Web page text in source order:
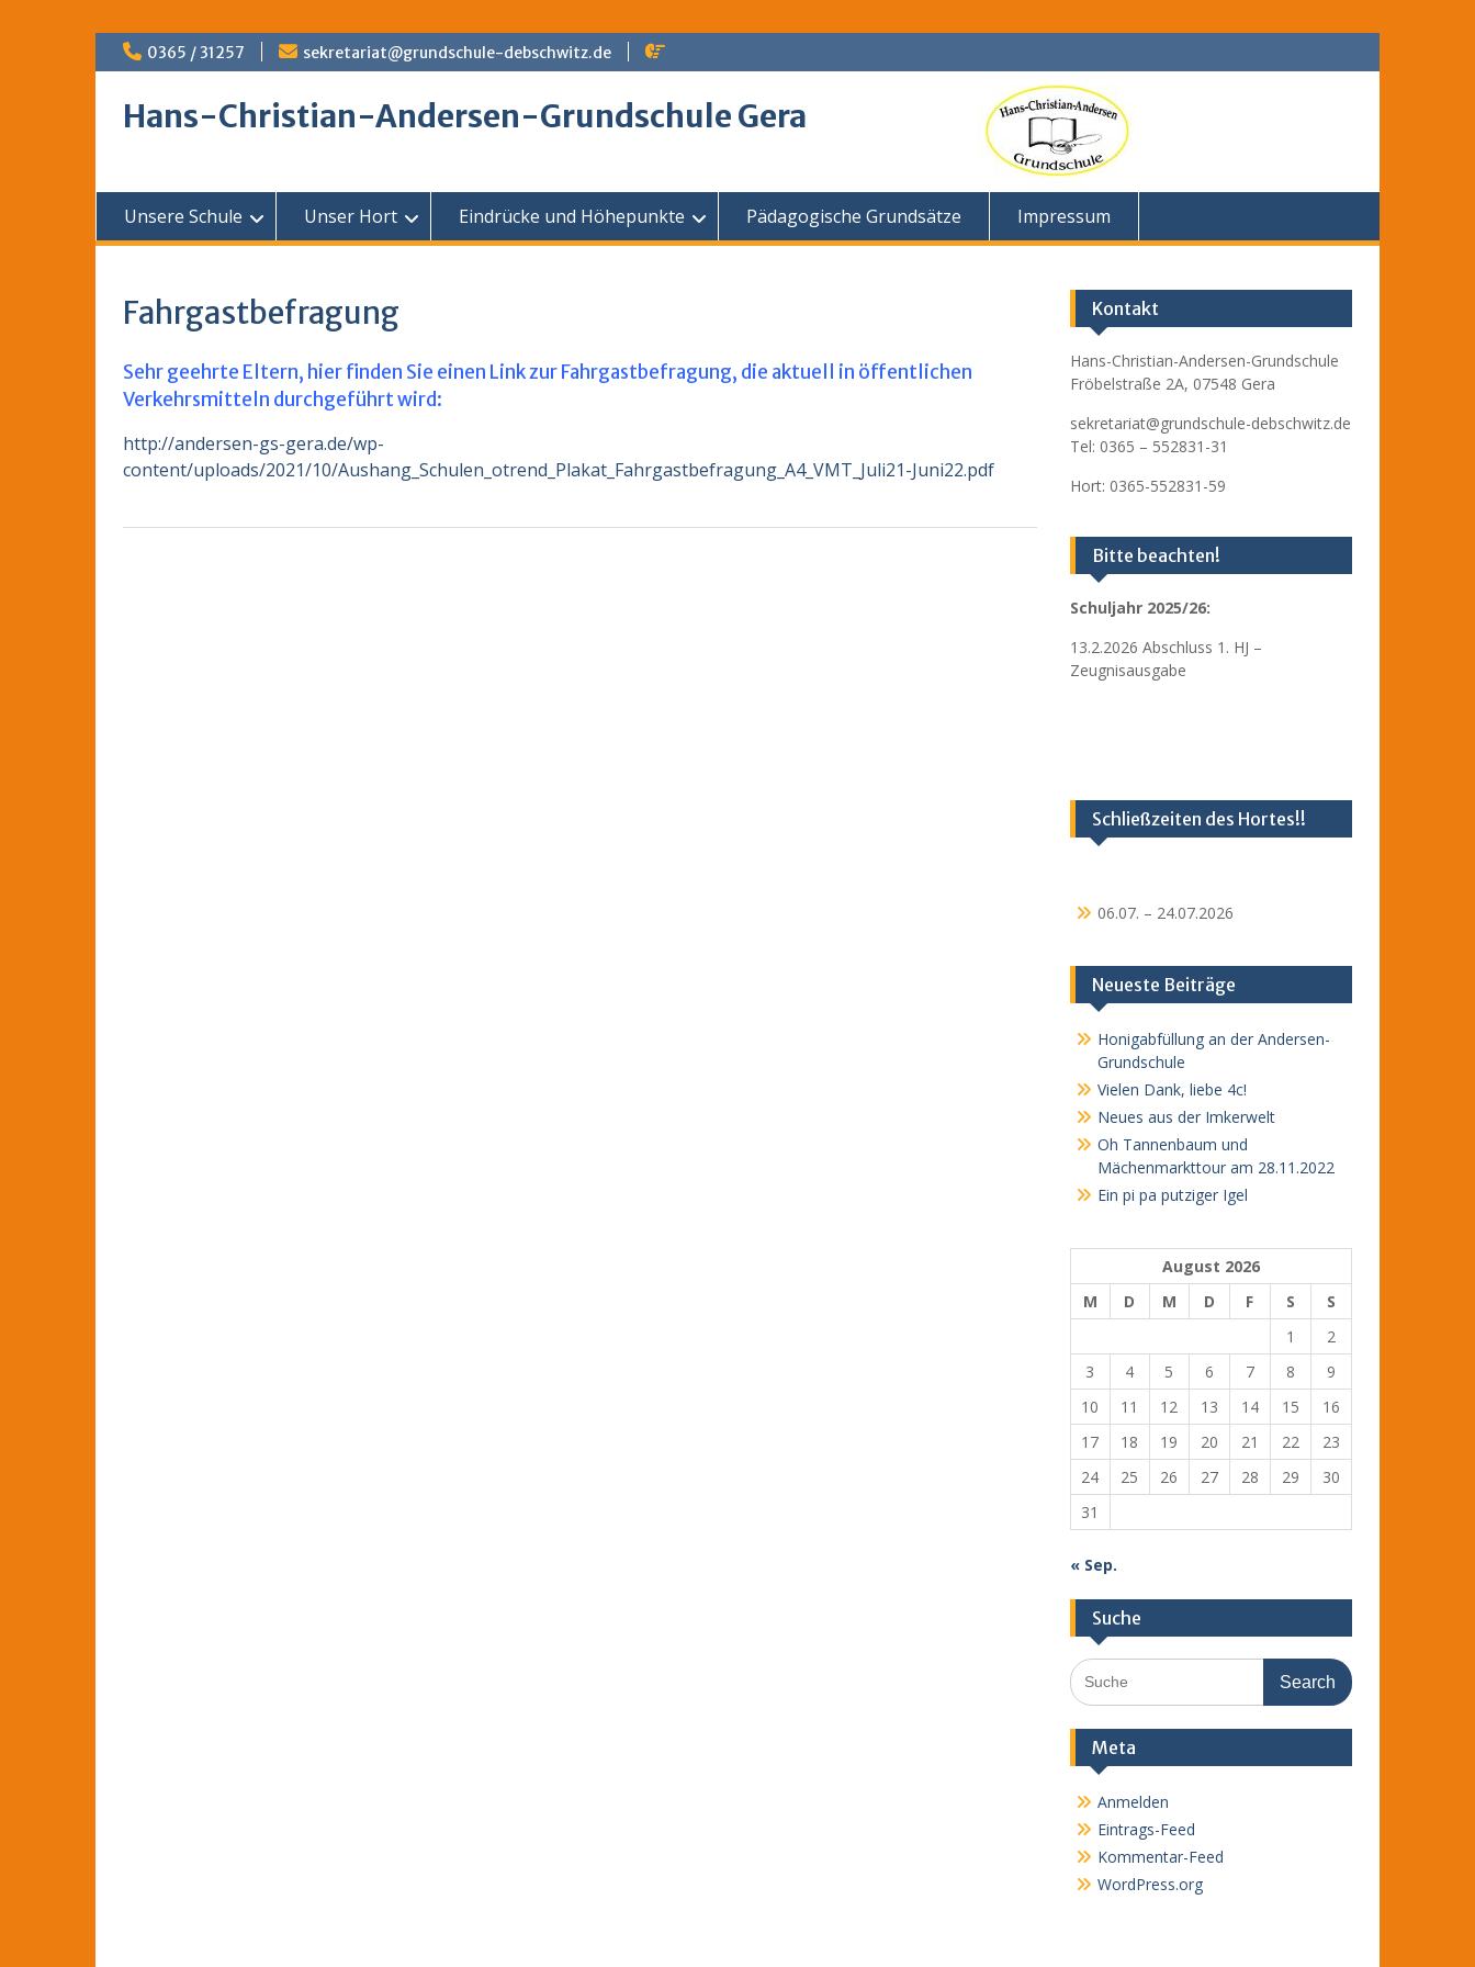
Skip
to
0365 / 31257 sekretariat@grundschule-debschwitz.de
Hans-Christian-Andersen-Grundschule Gera
Unsere Schule Unser Hort Eindrücke und Höhepunkte Pädagogische Grundsätze Impressum
Fahrgastbefragung
Sehr geehrte Eltern, hier finden Sie einen Link zur Fahrgastbefragung, die aktuell in öffentlichen
Verkehrsmitteln durchgeführt wird:
http://andersen-gs-gera.de/wp-
content/uploads/2021/10/Aushang_Schulen_otrend_Plakat_Fahrgastbefragung_A4_VMT_Juli21-Juni22.pdf
Kontakt
Hans-Christian-Andersen-Grundschule
Fröbelstraße 2A, 07548 Gera
sekretariat@grundschule-debschwitz.de
Tel: 0365 – 552831-31
Hort: 0365-552831-59
Bitte beachten!
Schuljahr 2025/26:
13.2.2026 Abschluss 1. HJ –
Zeugnisausgabe
Schließzeiten des Hortes!!
06.07. – 24.07.2026
Neueste Beiträge
Honigabfüllung an der Andersen-
Grundschule
Vielen Dank, liebe 4c!
Neues aus der Imkerwelt
Oh Tannenbaum und
Mächenmarkttour am 28.11.2022
Ein pi pa putziger Igel
August 2026
M
D M D F S
S
1
2
3
4 5 6 7 8
9
10
11 12 13 14 15
16
17
18 19 20 21 22
23
24
25 26 27 28 29
30
31
« Sep.
Suche
Search
for:
Meta
Anmelden
Eintrags-Feed
Kommentar-Feed
WordPress.org